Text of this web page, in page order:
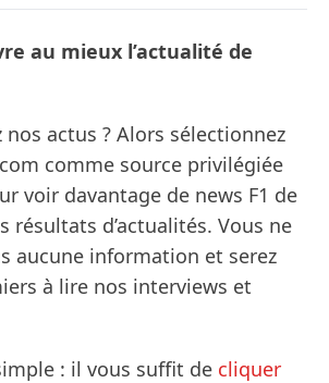
au mieux l’actualité de
nos actus ? Alors sélectionnez
comme source privilégiée
voir davantage de news F1 de
résultats d’actualités. Vous ne
aucune information et serez
à lire nos interviews et
: il vous suffit de cliquer